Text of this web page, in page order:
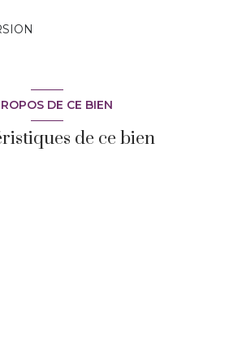
DE CE BIEN
de ce bien